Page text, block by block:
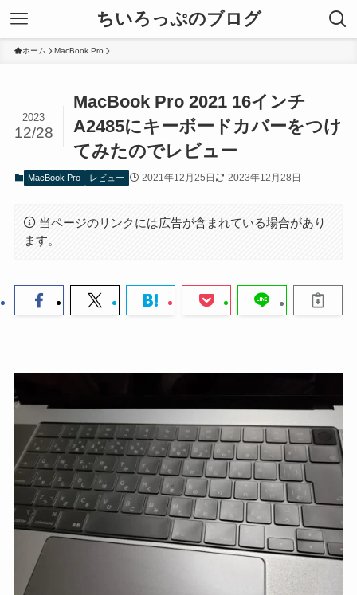
ちいろっぷのブログ
ホーム MacBook Pro
MacBook Pro 2021 16インチ
A2485にキーボードカバーをつけ
てみたのでレビュー
2023
12/28
MacBook Pro レビュー 2021年12月25日 2023年12月28日
当ページのリンクには広告が含まれている場合があり
ます。